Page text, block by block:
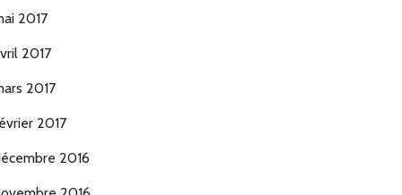
2017
2017
2017
2017
2016